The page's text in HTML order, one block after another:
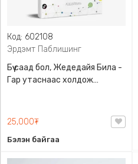
Код: 602108
Эрдэмт Паблишинг
Бүү саад бол, Жедедайя Била -
Гар утаснаас холдож
9789919235192
25,000₮
Бэлэн байгаа